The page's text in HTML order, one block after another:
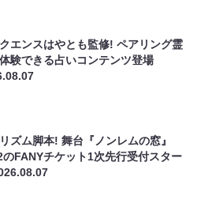
エンスはやとも監修! ペアリング霊
験できる占いコンテンツ登場
ズム脚本! 舞台『ノンレムの窓』
FANYチケット1次先行受付スター